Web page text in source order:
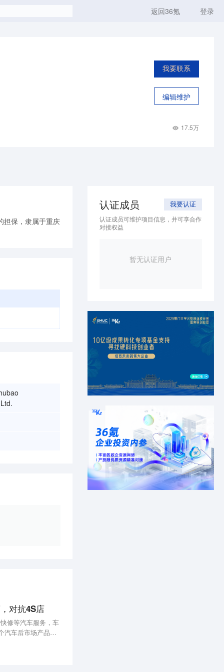
返回36氪 登录
我要联系
编辑维护
17.5万
担保，隶属于重庆
对抗4S店
修等汽车服务，车
汽车后市场产品和
认证成员 我要认证
认证成员可维护项目信息，并可享合作
对接权益
暂无认证用户